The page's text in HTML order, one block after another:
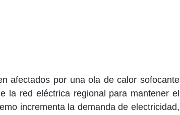
afectados por una ola de calor sofocante
la red eléctrica regional para mantener el
incrementa la demanda de electricidad,